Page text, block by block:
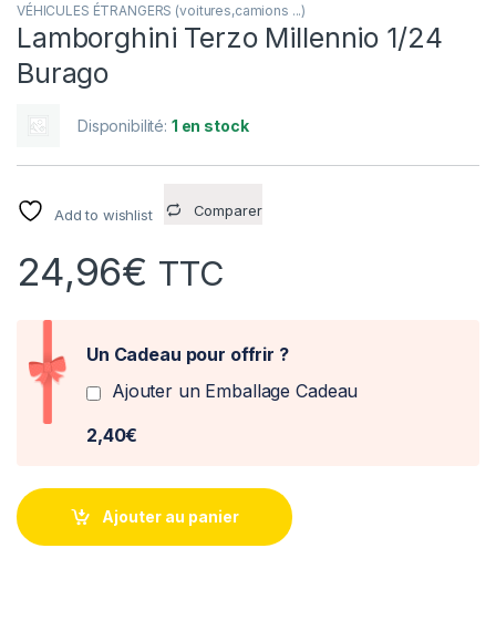
VÉHICULES ÉTRANGERS (voitures,camions ...)
Lamborghini Terzo Millennio 1/24
Burago
Disponibilité: 1 en stock
Add to wishlist Comparer
24,96€ TTC
Un Cadeau pour offrir ?
Ajouter un Emballage Cadeau
2,40€
Ajouter au panier